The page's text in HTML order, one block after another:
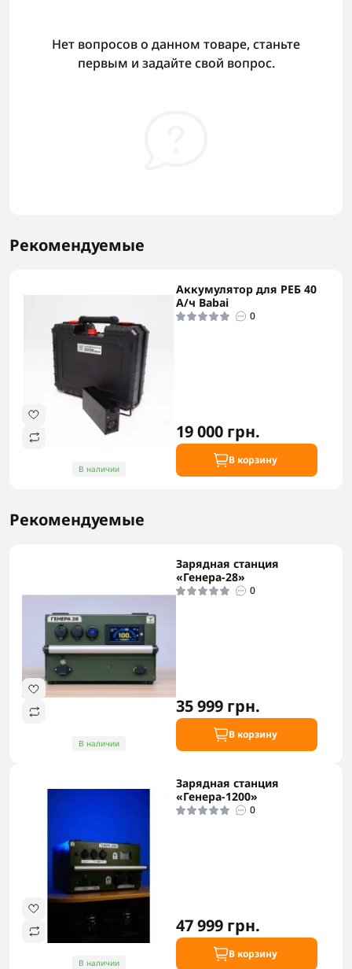
Нет вопросов о данном товаре, станьте
первым и задайте свой вопрос.
Рекомендуемые
В наличии
Аккумулятор для РЕБ 40
А/ч Babai
0
19 000 грн.
В корзину
Рекомендуемые
В наличии
Зарядная станция
«Генера-28»
0
35 999 грн.
В корзину
В наличии
Зарядная станция
«Генера-1200»
0
47 999 грн.
В корзину